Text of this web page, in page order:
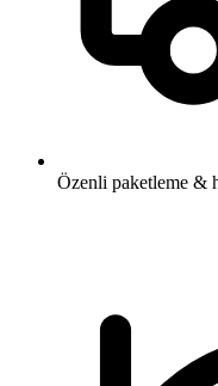
Özenli paketleme &